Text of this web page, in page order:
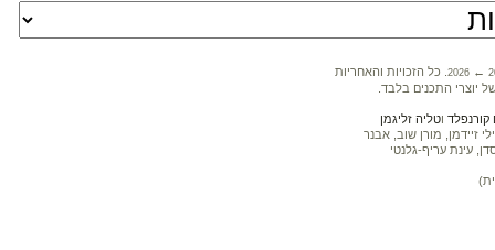
2026 ←
. כל הזכויות והאחריות
יוצרי התכנים בלבד.
וטליה זליגמן
זיידמן, מורן שוב, אבנר
עינת עריף-גלנטי